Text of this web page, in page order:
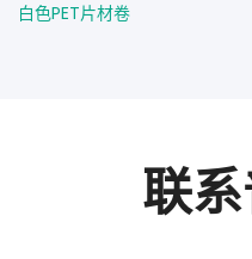
白色PET片材卷
联